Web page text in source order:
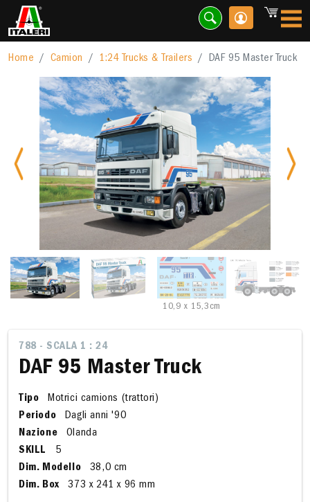
Home Camion 1:24 Trucks & Trailers DAF 95 Master Truck
Previous
10,9 x 15,3cm
788 - SCALA 1 : 24
DAF 95 Master Truck
Tipo
Motrici camions (trattori)
Periodo
Dagli anni '90
Nazione
Olanda
SKILL
5
Dim. Modello
38,0 cm
Dim. Box
373 x 241 x 96 mm